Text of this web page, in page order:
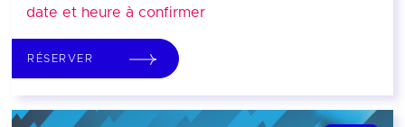
date et heure à confirmer
RÉSERVER